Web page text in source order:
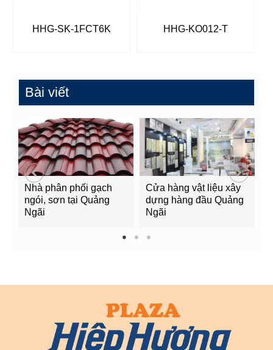
HHG-SK-1FCT6K HHG-KO012-T
Bài viết
Nhà phân phối gạch
ngói, sơn tại Quảng
Ngãi
Cửa hàng vật liệu xây
dựng hàng đầu Quảng
Ngãi
1 2 3